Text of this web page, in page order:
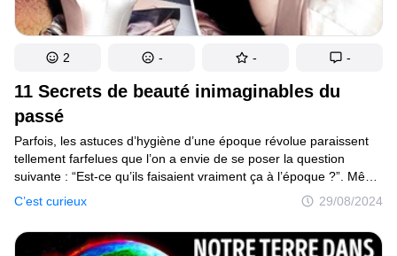
11 Secrets de beauté inimaginables du
passé
C’est curieux 29/08/2024
Parfois, les astuces d’hygiène d’une époque révolue paraissent
tellement farfelues que l’on a envie de se poser la question
suivante : “Est-ce qu’ils faisaient vraiment ça à l’époque ?”. Même
il y a quelques décennies, la société donnait encore naissance
à de telles idées. Nous avons décidé de te parler des astuces
de beauté du passé, qui nous paraissent aujourd’hui insensées.
Et beaucoup d’entre elles sont dangereuses pour la santé.
2 - - -